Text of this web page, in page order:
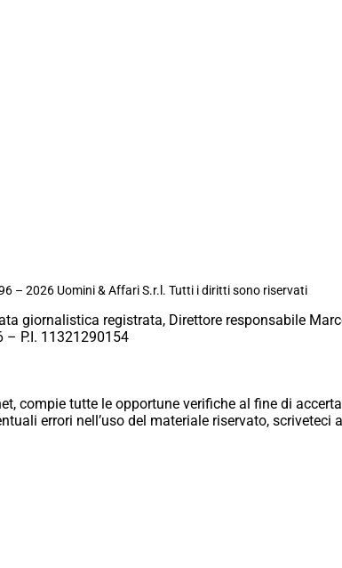
– 2026 Uomini & Affari S.r.l. Tutti i diritti sono riservati
giornalistica registrata, Direttore responsabile
– P.I. 11321290154
compie tutte le opportune verifiche al fine di
errori nell’uso del materiale riservato,